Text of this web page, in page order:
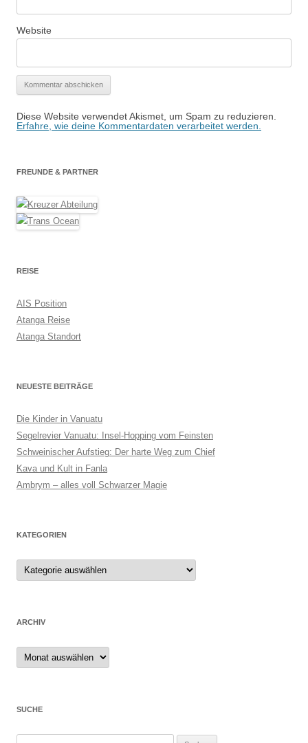
Website
Diese Website verwendet Akismet, um Spam zu reduzieren.
Erfahre, wie deine Kommentardaten verarbeitet werden.
FREUNDE & PARTNER
REISE
AIS Position
Atanga Reise
Atanga Standort
NEUESTE BEITRÄGE
Die Kinder in Vanuatu
Segelrevier Vanuatu: Insel-Hopping vom Feinsten
Schweinischer Aufstieg: Der harte Weg zum Chief
Kava und Kult in Fanla
Ambrym – alles voll Schwarzer Magie
KATEGORIEN
ARCHIV
Archiv
SUCHE